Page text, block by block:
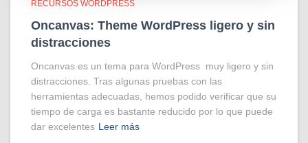
RECURSOS WORDPRESS
Oncanvas: Theme WordPress ligero y sin
distracciones
Oncanvas es un tema para WordPress muy ligero y sin
distracciones. Tras algunas pruebas con las
herramientas adecuadas, hemos podido verificar que su
tiempo de carga es bastante reducido por lo que puede
dar excelentes Leer más